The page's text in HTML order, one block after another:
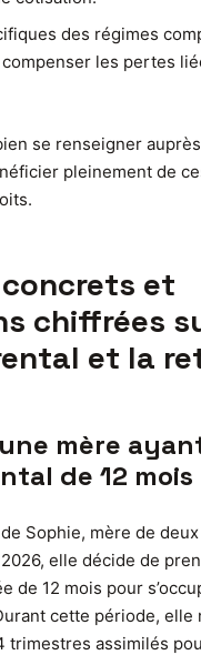
des régimes
les pertes
se renseigner
pleinement de
et
chiffrées
et la
mère
de 12 mois
Sophie, mère de
elle décide de
de 12 mois pour
cette période, elle
trimestres assimilés